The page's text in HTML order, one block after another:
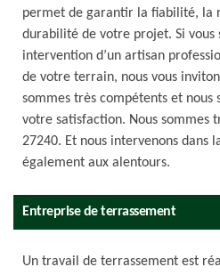
permet de garantir la fiabilité, la
durabilité de votre projet. Si vous
intervention d’un artisan
de votre terrain, nous vous
sommes très compétents et
votre satisfaction. Nous sommes
27240. Et nous intervenons dans
également aux alentours.
Entreprise de terrassement
Un travail de terrassement est